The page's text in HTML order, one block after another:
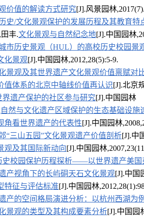
价值的解读方式研究[J].风景园林,2017(7).
史/文化景观保护的发展历程及其教育特
丰.文化景观与自然纪念地[J].中国园林
市历史景观（HUL）的高校历史校园景
化景观[J].中国园林,2012,28(5):5-9.
景观及其世界遗产文化景观价值禀赋对
值体系的北京中轴线价值再认识[J].北京
遗产保护的社区参与研究[J].中国园林
自然与文化遗产区域保护的生态基础设
角看世界遗产的代表性[J].中国园林
“三山五园”文化景观遗产价值剖析[J].中
观及其国际新动向[J].中国园林
史校园保护历程探析——以世界遗产美国
产视角下的长屿硐天石文化景观[J].中国
特征与评估标准[J].中国园林
产的空间格局演进分析：以杭州西湖为例
景观的类型及其构成要素分析[J].中国园